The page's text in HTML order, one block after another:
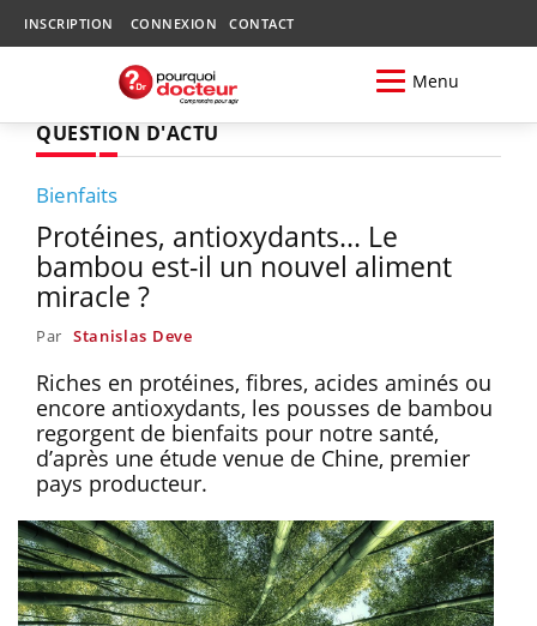
INSCRIPTION CONNEXION CONTACT
Menu
QUESTION D'ACTU
Bienfaits
Protéines, antioxydants... Le
bambou est-il un nouvel aliment
miracle ?
Par Stanislas Deve
Riches en protéines, fibres, acides aminés ou
encore antioxydants, les pousses de bambou
regorgent de bienfaits pour notre santé,
d’après une étude venue de Chine, premier
pays producteur.